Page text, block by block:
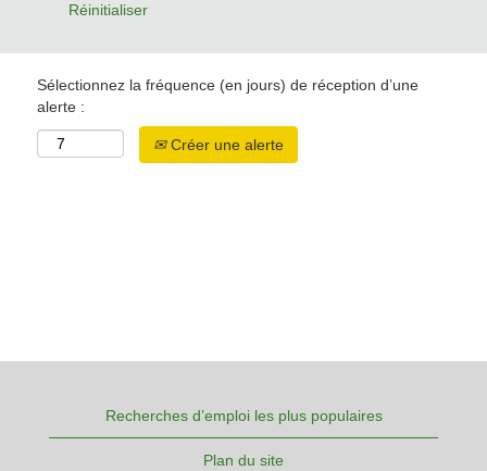
Réinitialiser
Sélectionnez la fréquence (en jours) de réception d’une
alerte :
Créer une alerte
Recherches d’emploi les plus populaires
Plan du site